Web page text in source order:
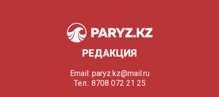
РЕДАКЦИЯ
Email: paryz.kz@mail.ru
Тел.: 8708 072 21 25